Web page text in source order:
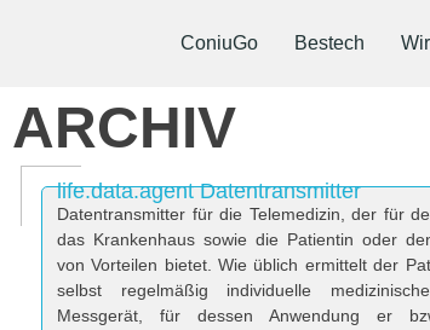
ConiuGo Bestech
ARCHIV
life.data.agent Datentransmitter
Datentransmitter für die Telemedizin, der für
das Krankenhaus sowie die Patientin oder
von Vorteilen bietet. Wie üblich ermittelt der
selbst regelmäßig individuelle
Messgerät, für dessen Anwendung er